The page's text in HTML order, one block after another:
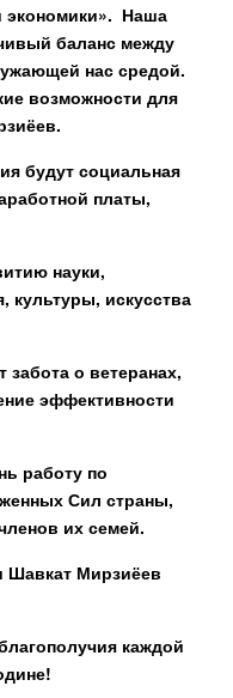
экономики». Наша
баланс между
нас средой.
возможности для
будут социальная
платы,
науки,
культуры, искусства
о ветеранах,
эффективности
работу по
Сил страны,
их семей.
Шавкат Мирзиёев
каждой